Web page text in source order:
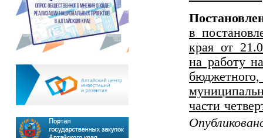
в
края от
на работу
части